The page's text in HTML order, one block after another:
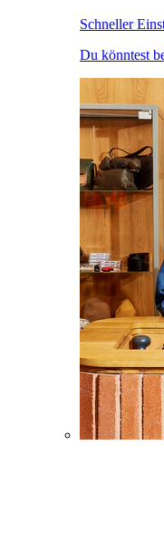
Schneller
Du könntest